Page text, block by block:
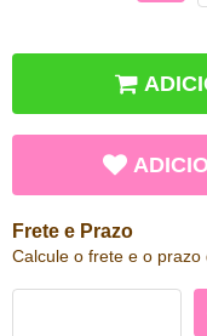
Frete e Prazo
Calcule o frete e o